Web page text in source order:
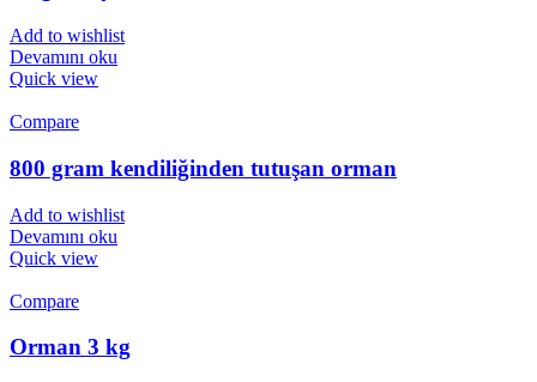
Add to wishlist
Devamını oku
Quick view
Compare
800 gram kendiliğinden tutuşan orman
Add to wishlist
Devamını oku
Quick view
Compare
Orman 3 kg